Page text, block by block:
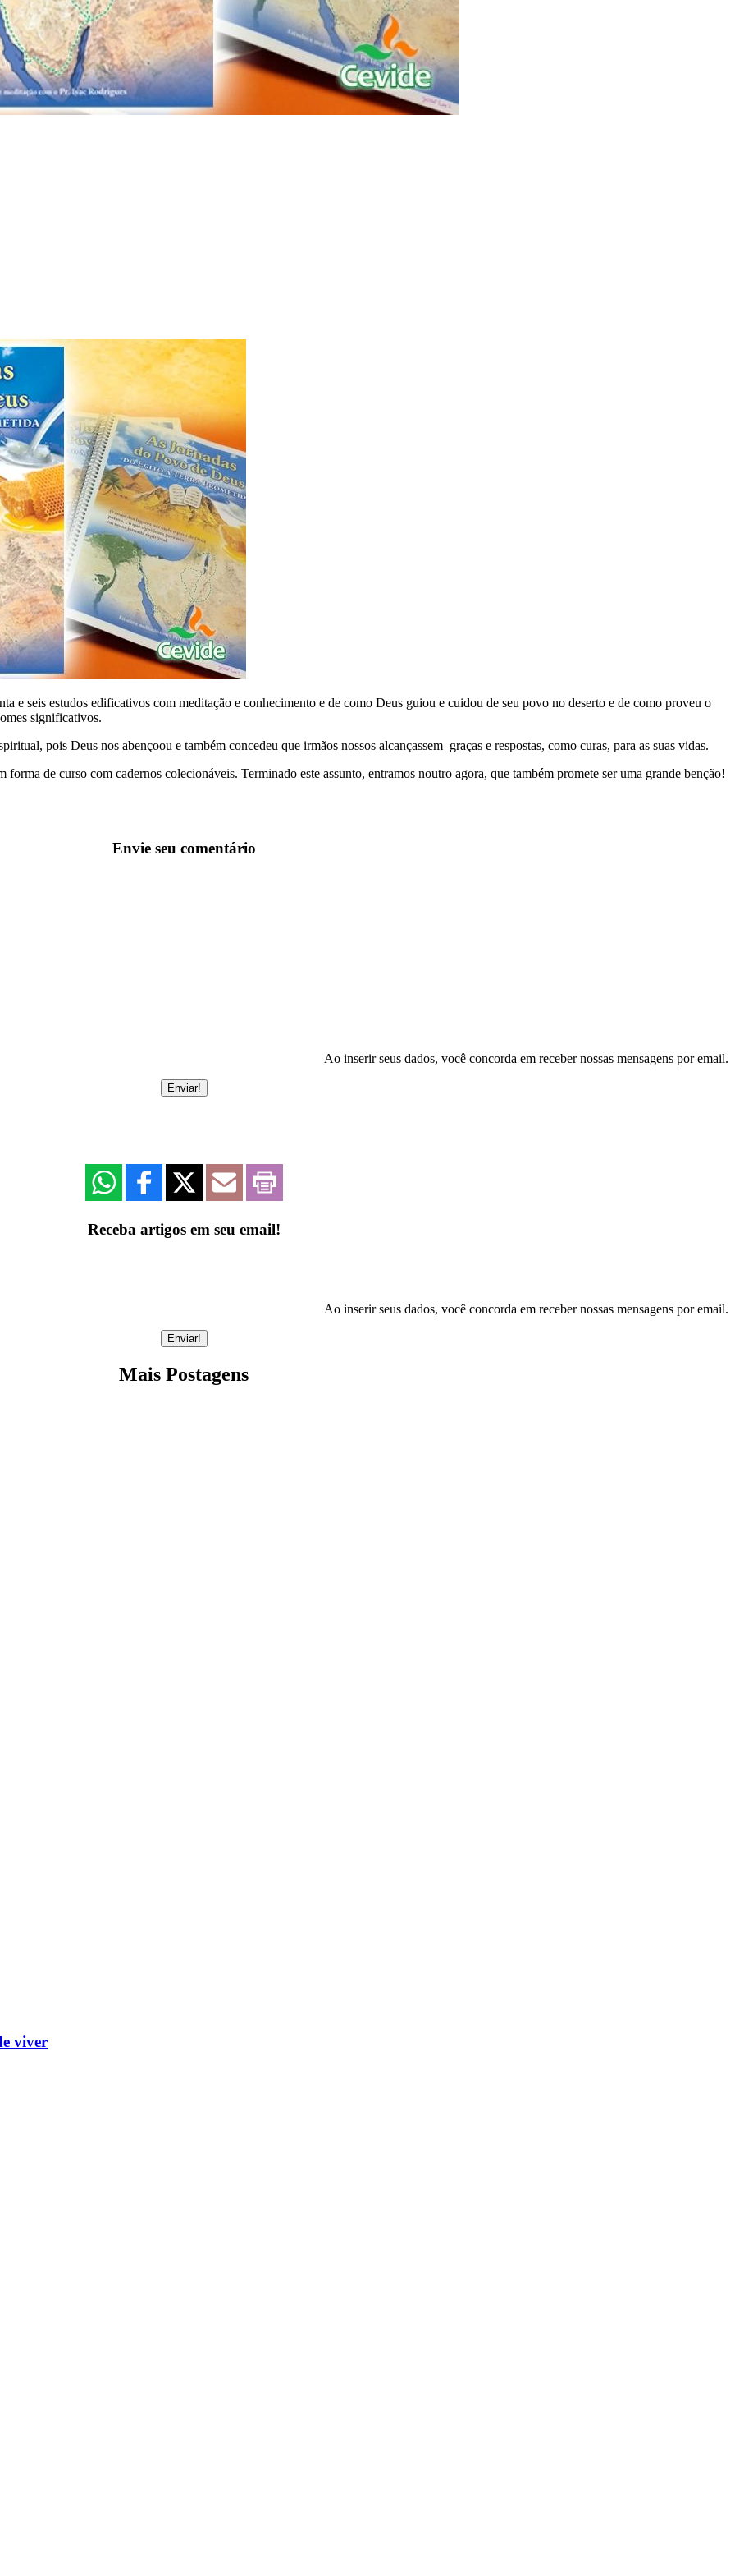
e seis estudos edificativos com meditação e conhecimento e de como Deus guiou e cuidou de seu povo no deserto e de como proveu o
significativos.
pois Deus nos abençoou e também concedeu que irmãos nossos alcançassem graças e respostas, como curas, para as suas vidas.
de curso com cadernos colecionáveis. Terminado este assunto, entramos noutro agora, que também promete ser uma grande benção!
Envie seu comentário
Ao inserir seus dados, você concorda em receber nossas mensagens por email.
Receba artigos em seu email!
Ao inserir seus dados, você concorda em receber nossas mensagens por email.
Mais Postagens
viver